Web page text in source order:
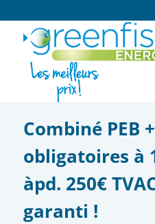
Combiné PEB
obligatoires à
àpd. 250€
garanti !